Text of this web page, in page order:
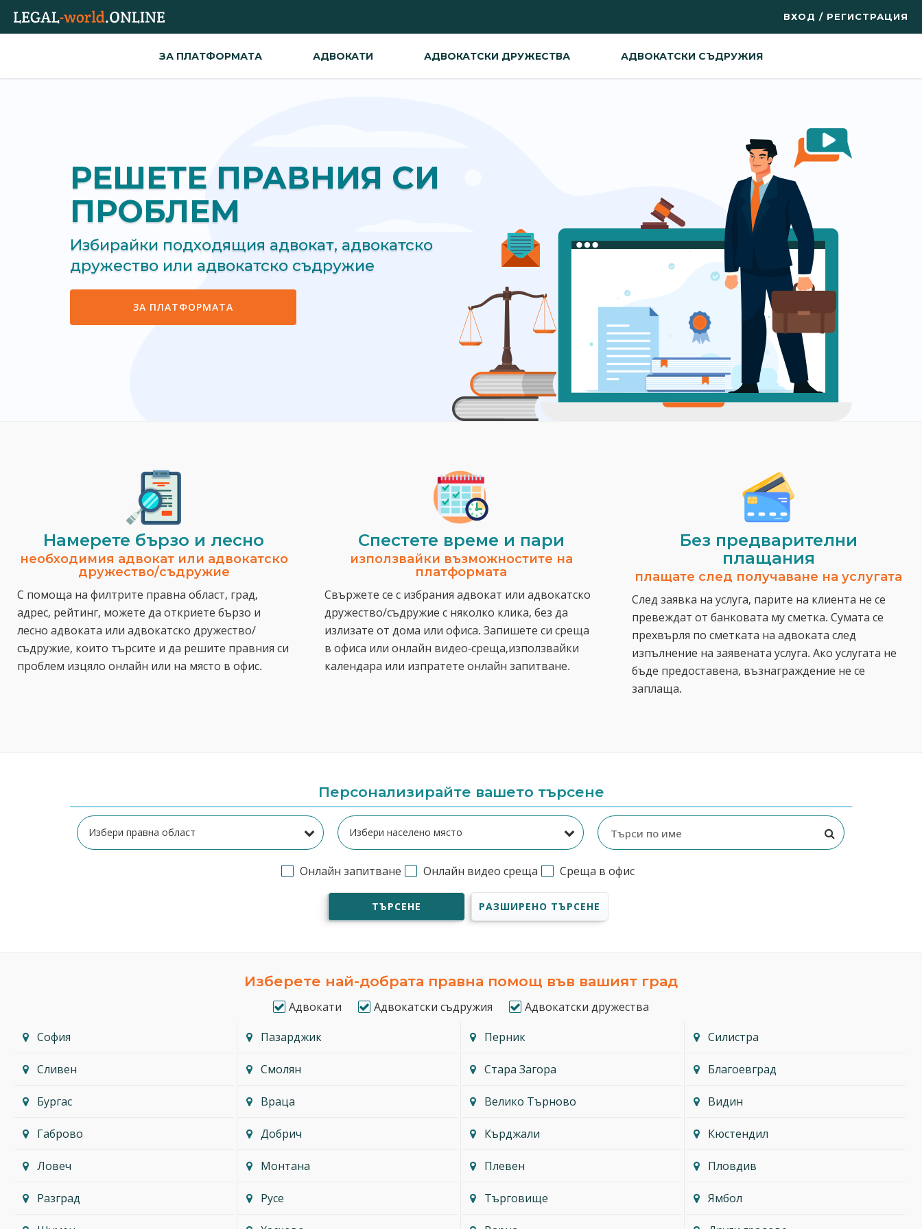
ВХОД / РЕГИСТРАЦИЯ
ЗА ПЛАТФОРМАТА АДВОКАТИ АДВОКАТСКИ ДРУЖЕСТВА АДВОКАТСКИ СЪДРУЖИЯ
РЕШЕТЕ ПРАВНИЯ СИ
ПРОБЛЕМ
Избирайки подходящия адвокат, адвокатско
дружество или адвокатско съдружие
ЗА ПЛАТФОРМАТА
Намерете бързо и лесно
необходимия адвокат или адвокатско
дружество/съдружие
С помоща на филтрите правна област, град,
адрес, рейтинг, можете да откриете бързо и
лесно адвоката или адвокатско дружество/
съдружие, които търсите и да решите правния си
проблем изцяло онлайн или на място в офис.
Спестeте време и пари
използвайки възможностите на
платформата
Свържете се с избрания адвокат или адвокатско
дружество/съдружие с няколко клика, без да
излизате от дома или офиса. Запишете си среща
в офиса или онлайн видео-среща,използвайки
календара или изпратете онлайн запитване.
Без предварителни
плащания
плащате след получаване на услугата
След заявка на услуга, парите на клиента не се
превеждат от банковата му сметка. Сумата се
прехвърля по сметката на адвоката след
изпълнение на заявената услуга. Ако услугата не
бъде предоставена, възнаграждение не се
заплаща.
Персонализирайте вашето търсене
Онлайн запитване Онлайн видео среща Среща в офис
ТЪРСЕНЕ РАЗШИРЕНО ТЪРСЕНЕ
Изберете най-добрата правна помощ във вашият град
Адвокати Адвокатски съдружия
Адвокатски дружества
София
Пазарджик Перник Силистра
Сливен Смолян Стара Загора Благоевград
Бургас Враца Велико Търново Видин
Габрово Добрич Кърджали Кюстендил
Ловеч Монтана Плевен Пловдив
Разград Русе Търговище Ямбол